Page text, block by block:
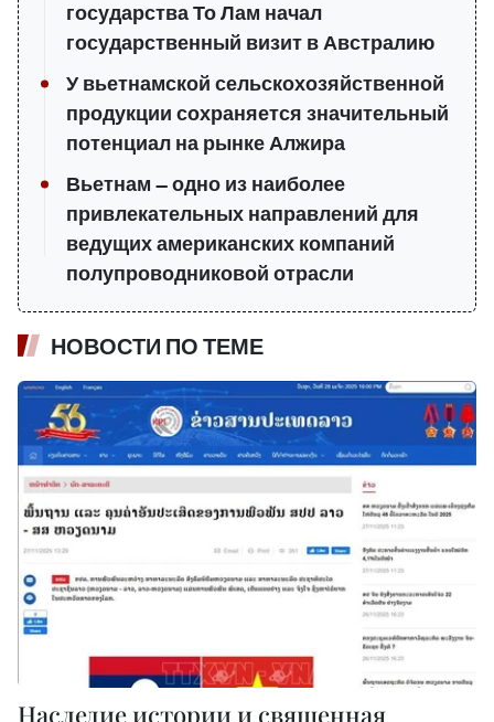
государства То Лам начал
государственный визит в Австралию
У вьетнамской сельскохозяйственной
продукции сохраняется значительный
потенциал на рынке Алжира
Вьетнам — одно из наиболее
привлекательных направлений для
ведущих американских компаний
полупроводниковой отрасли
НОВОСТИ ПО ТЕМЕ
Наследие истории и священная